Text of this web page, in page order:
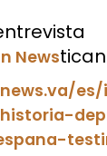
Newstican
es/